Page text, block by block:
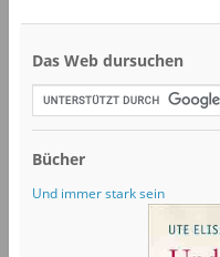
Das Web dursuchen
Bücher
Und immer stark sein